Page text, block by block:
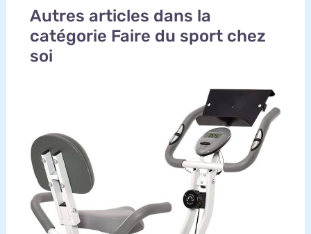
Autres articles dans la
catégorie Faire du sport chez
soi